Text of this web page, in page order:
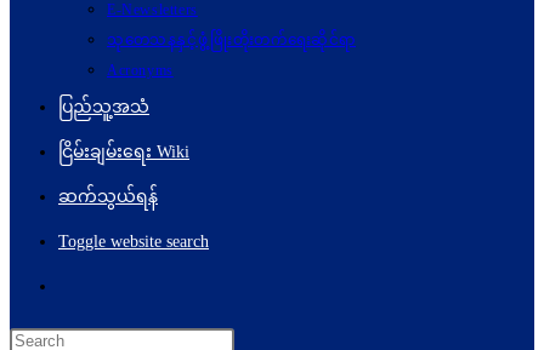
E-Newsletters
သုတေသနနှင့်ဖွံ့ဖြိုးတိုးတက်ရေးဆိုင်ရာ
Acronyms
ပြည်သူ့အသံ
ငြိမ်းချမ်းရေး Wiki
ဆက်သွယ်ရန်
Toggle website search